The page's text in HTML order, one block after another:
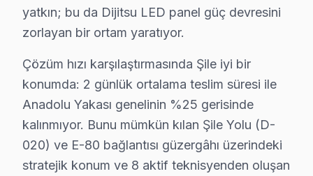
• Termal kamera ve osiloskop kullanarak arızalı
Bu arada,, Şile Feneri, Şile Kalesi, Şile Plajı
Şile Dijitsu TV Montaj ve Kurulum – Uzman
Dijitsu televizyonunuz için Şile'da profesyonel
Kurulum hizmetlerimiz kapsamında:
• Şile'de motorlu döner braket montajı ve ayarı
• Şile servisimizde kablo kanalı ile estetik kurulum
yatkın; bu da Dijitsu LED panel güç devresini
zorlayan bir ortam yaratıyor.
Çözüm hızı karşılaştırmasında Şile iyi bir
konumda: 2 günlük ortalama teslim süresi ile
Anadolu Yakası genelinin %25 gerisinde
kalınmıyor. Bunu mümkün kılan Şile Yolu (D-
020) ve E-80 bağlantısı güzergâhı üzerindeki
stratejik konum ve 8 aktif teknisyenden oluşan